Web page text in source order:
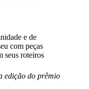
e de
com peças
seus roteiros
edição do prêmio